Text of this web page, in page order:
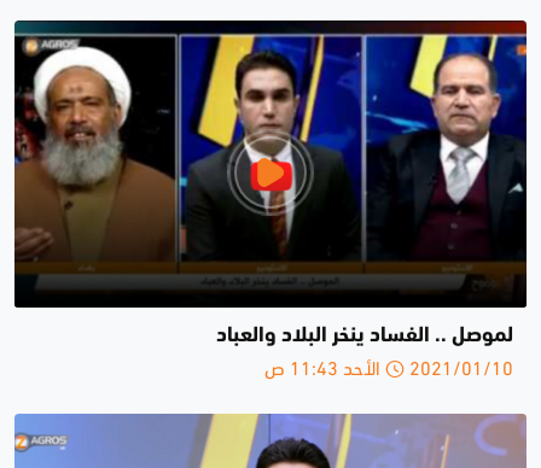
لموصل .. الفساد ينخر البلاد والعباد
2021/01/10 الأحد 11:43 ص